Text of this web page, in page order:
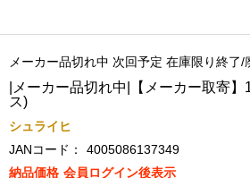
メーカー品切れ中 次回予定 在庫限り終了/
|メーカー品切れ中|【メーカー取寄
ス)
シュライヒ
JANコード：
4005086137349
納品価格 会員ログイン後表示